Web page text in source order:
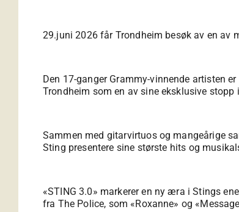
29.juni 2026 får Trondheim besøk av en av
Den 17-ganger Grammy-vinnende artisten
Trondheim som en av sine eksklusive stopp
Sammen med gitarvirtuos og mangeårige
Sting presentere sine største hits og
«STING 3.0» markerer en ny æra i Stings
fra The Police, som «Roxanne» og